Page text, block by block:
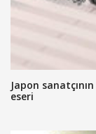
Japon
eseri